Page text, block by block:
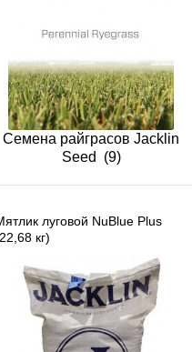
Семена райграсов Jacklin
Seed
(9)
луговой NuBlue Plus
кг)